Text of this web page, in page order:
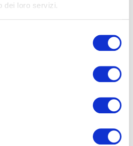
dei loro servizi.
MAGAZINE